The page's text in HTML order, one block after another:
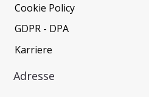
Cookie Policy
GDPR - DPA
Karriere
Adresse